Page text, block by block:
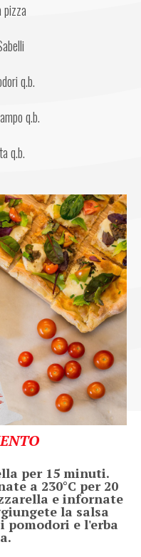
pizza
q.b.
q.b.
q.b.
per 15 minuti.
a 230°C per 20
e infornate
la salsa
e l'erba